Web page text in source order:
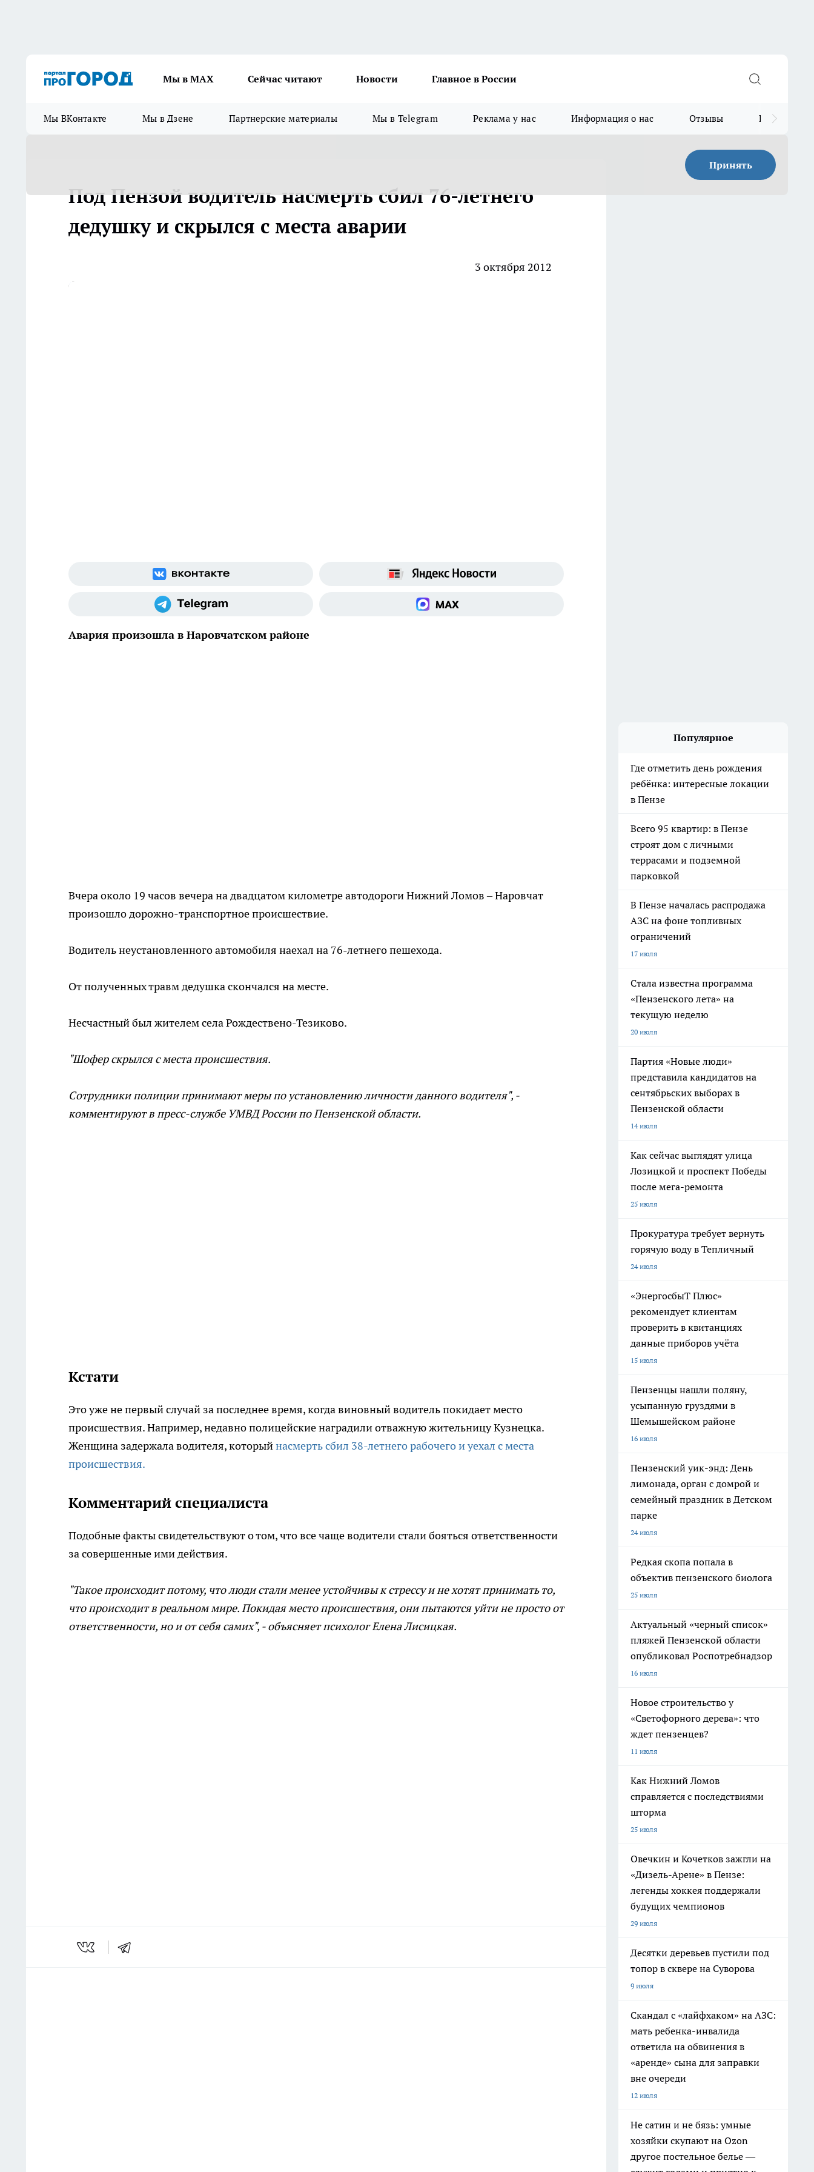
Мы в МАХ Сейчас читают Новости Главное в России
Мы ВКонтакте Мы в Дзене Партнерские материалы Мы в Telegram Реклама у нас Информация о нас Отзывы Прайс для
Принять
Под Пензой водитель насмерть сбил 76-летнего
дедушку и скрылся с места аварии
3 октября 2012
Авария произошла в Наровчатском районе
Вчера около 19 часов вечера на двадцатом километре автодороги Нижний Ломов – Наровчат
произошло дорожно-транспортное происшествие.
Водитель неустановленного автомобиля наехал на 76-летнего пешехода.
От полученных травм дедушка скончался на месте.
Несчастный был жителем села Рождествено-Тезиково.
"Шофер скрылся с места происшествия.
Сотрудники полиции принимают меры по установлению личности данного водителя", -
комментируют в пресс-службе УМВД России по Пензенской области.
Кстати
Это уже не первый случай за последнее время, когда виновный водитель покидает место
происшествия. Например, недавно полицейские наградили отважную жительницу Кузнецка.
Женщина задержала водителя, которыйнасмерть сбил 38-летнего рабочего и уехал с места
происшествия.
Комментарий специалиста
Подобные факты свидетельствуют о том, что все чаще водители стали бояться ответственности
за совершенные ими действия.
"Такое происходит потому, что люди стали менее устойчивы к стрессу и не хотят принимать то,
что происходит в реальном мире. Покидая место происшествия, они пытаются уйти не просто от
ответственности, но и от себя самих", - объясняет психолог Елена Лисицкая.
Популярное
Где отметить день рождения
ребёнка: интересные локации
в Пензе
Всего 95 квартир: в Пензе
строят дом с личными
террасами и подземной
парковкой
В Пензе началась распродажа
АЗС на фоне топливных
ограничений
17 июля
Стала известна программа
«Пензенского лета» на
текущую неделю
20 июля
Партия «Новые люди»
представила кандидатов на
сентябрьских выборах в
Пензенской области
14 июля
Как сейчас выглядят улица
Лозицкой и проспект Победы
после мега-ремонта
25 июля
Прокуратура требует вернуть
горячую воду в Тепличный
24 июля
«ЭнергосбыТ Плюс»
рекомендует клиентам
проверить в квитанциях
данные приборов учёта
15 июля
Пензенцы нашли поляну,
усыпанную груздями в
Шемышейском районе
16 июля
Пензенский уик-энд: День
лимонада, орган с домрой и
семейный праздник в Детском
парке
24 июля
Редкая скопа попала в
объектив пензенского биолога
25 июля
Актуальный «черный список»
пляжей Пензенской области
опубликовал Роспотребнадзор
16 июля
Новое строительство у
«Светофорного дерева»: что
ждет пензенцев?
11 июля
Как Нижний Ломов
справляется с последствиями
шторма
25 июля
Овечкин и Кочетков зажгли на
«Дизель-Арене» в Пензе:
легенды хоккея поддержали
будущих чемпионов
29 июля
Десятки деревьев пустили под
топор в сквере на Суворова
9 июля
Скандал с «лайфхаком» на АЗС:
мать ребенка-инвалида
ответила на обвинения в
«аренде» сына для заправки
вне очереди
12 июля
Не сатин и не бязь: умные
хозяйки скупают на Ozon
другое постельное белье —